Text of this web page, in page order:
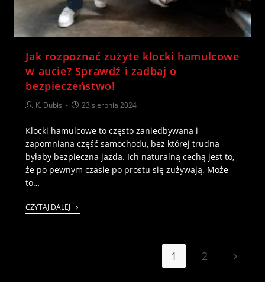
Jak rozpoznać zużyte klocki hamulcowe
w aucie? Sprawdź i zadbaj o
bezpieczeństwo!
K. Dubis 23 sierpnia 2024
Klocki hamulcowe to często zaniedbywana i
zapomniana część samochodu, bez której trudna
byłaby bezpieczna jazda. Ich naturalną cechą jest to,
że po pewnym czasie po prostu się zużywają. Może
to…
CZYTAJ DALEJ
1 2